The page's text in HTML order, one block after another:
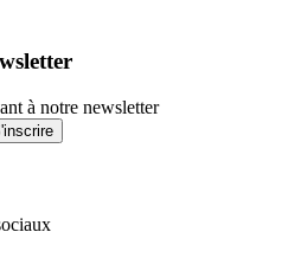
à notre newsletter